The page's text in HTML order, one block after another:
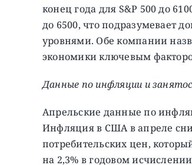
конец года для S&P 500 до
до 6500, что подразумевает
уровнями. Обе компании
экономики ключевым
Данные по инфляции и
Апрельские данные по
Инфляция в США в апреле
потребительских цен,
на 2,3% в годовом